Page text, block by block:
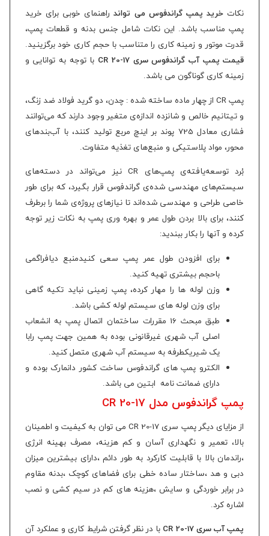
نکاتخرید پمپ گراندفوس می تواند راهنمای خوبی برای خرید
پمپ مناسب باشد. این نکات شامل جنس بدنه و قطعات پمپ،
قدرت موتور و زمینه کاری را متناسب با حجم کاری خود برگزینید.
قیمت پمپ آب گراندفوس سری CR 20-17
با توجه به توانایی و
زمینه کاری گوناگون می باشد.
پمپ CR از چهار ماده ساخته شده : چدن، دو گرید فولاد ضد زنگ،
و تیتانیم خالص و شانزده اندازه‌ی متغیر وجود دارند که می‌توانند
فشاری معادل 725 پوند بر اینچ مربع تولید کنند، با آب‌بندهای
محور، مواد پلاستیکی و منبع‌های تغذیه متفاوت.
بُرد توسعه‌یافته‌ی پمپ‌های CR نیز می‌تواند در دسته‌های
سیستم‌های مهندسی شده‌ی گراندفوس قرار بگیرد، که برای طور
خاصی طراحی و مهندسی شده‌اند تا نیازهای پروژه‌ی شما را برطرف
کنند، برای بالا بردن طول عمر و بهره وری پمپ به نکات زیر توجه
کرده و آنها را بکار ببندید:
برای افزودن طول عمر پمپ سعی کنیدمنبع دیافراگمی
باحجم بیشتری تهیه کنید.
وزن لوله ها را مهار کرده، پمپ زمینی نباید تکیه گاهی
برای وزنلوله های سیستم لوله کشی باشد.
طبق مبحث 16 مقررات ساختمان اتصال پمپ به انشعاب
اصلی آب شهری غیرقانونی بوده به همین جهت پمپ رابا
یک شیریکطرفه به سیستم آب شهری متصل کنید.
الکترو پمپ های گراندفوس ساخت کشور دانمارک بوده و
دارای ضمانت نامه ابتین می باشد.
پمپ گراندفوس مدل CR 20-17
از مزایای دیگر پمپ سری CR 20-17 می توان به کیفیت و اطمینان
بالا، تعمیر و نگهداری آسان و کم هزینه، مصرف بهینه انرژی
،راندمان بالا با قابلیت کارکرد به طور دائم ،دارای بیشترین میزان
دبی و هد ،ساختار ساده خطی برای فضاهای کوچک ،بدنه مقاوم
در برابر خوردگی و سایش ،هزینه های کم در سیم کشی و نصب
اشاره کرد.
پمپ آب سری CR 20-17
با در نظر گرفتن شرایط کاری و عملکرد آن